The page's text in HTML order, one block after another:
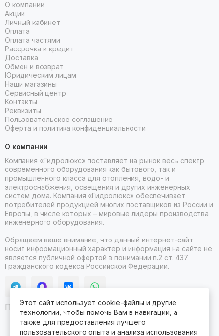
О компании
Акции
Личный кабинет
Оплата
Оплата частями
Рассрочка и кредит
Доставка
Обмен и возврат
Юридическим лицам
Наши магазины
Сервисный центр
Контакты
Реквизиты
Пользовательское соглашение
Оферта и политика конфиденциальности
О компании
Компания «Гидролюкс» поставляет на рынок весь спектр
современного оборудования как бытового, так и
промышленного класса для отопления, водо- и
электроснабжения, освещения и других инженерных
систем дома. Компания «Гидролюкс» обеспечивает
потребителей продукцией многих поставщиков из России и
Европы, в числе которых – мировые лидеры производства
инженерного оборудования.
Обращаем ваше внимание, что данный интернет-сайт
носит информационный характер и информация на сайте не
является публичной офертой в понимании п.2 ст. 437
Гражданского кодекса Российской Федерации.
Продвижение сайта itb
Этот сайт использует cookie-файлы и другие
технологии, чтобы помочь Вам в навигации, а
также для предоставления лучшего
пользовательского опыта и анализа использования